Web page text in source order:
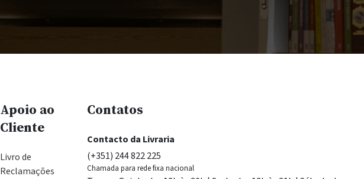
Apoio ao
Cliente
Livro de
Reclamações
Contatos
Contacto da Livraria
(+351) 244 822 225
Chamada para rede fixa nacional